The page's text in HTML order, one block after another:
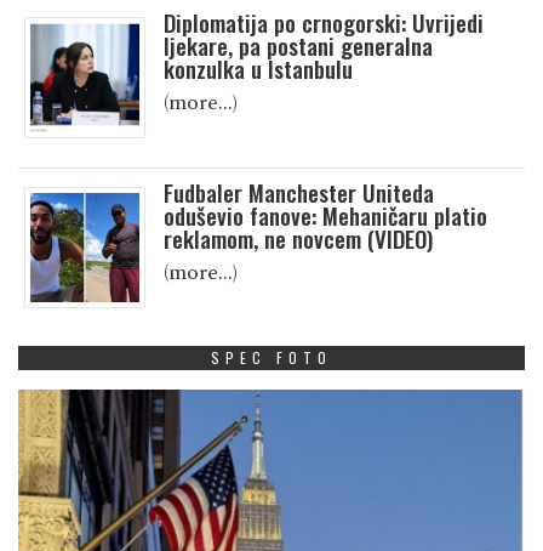
Diplomatija po crnogorski: Uvrijedi
ljekare, pa postani generalna
konzulka u Istanbulu
(more…)
Fudbaler Manchester Uniteda
oduševio fanove: Mehaničaru platio
reklamom, ne novcem (VIDEO)
(more…)
SPEC FOTO